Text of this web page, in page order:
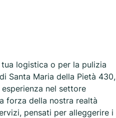
logistica o per la pulizia
Santa Maria della Pietà 430,
nel settore
forza della nostra realtà
pensati per alleggerire i